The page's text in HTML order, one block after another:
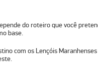
do roteiro que você
base.
com os Lençóis Maranhenses